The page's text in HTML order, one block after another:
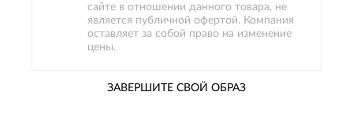
сайте в отношении данного товара, не
является публичной офертой. Компания
оставляет за собой право на изменение
цены.
ЗАВЕРШИТЕ СВОЙ ОБРАЗ